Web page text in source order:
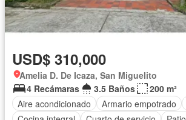
USD$ 310,000
Amelia D. De Icaza, San Miguelito
4 Recámaras
3.5 Baños
200 m²
Aire acondicionado
Armario empotrado